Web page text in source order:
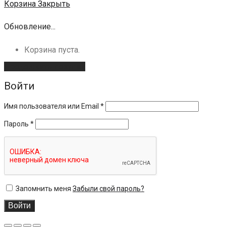
Корзина Закрыть
Обновление...
Корзина пуста.
Войти
Имя пользователя или Email *
Пароль *
Запомнить меня Забыли свой пароль?
Войти